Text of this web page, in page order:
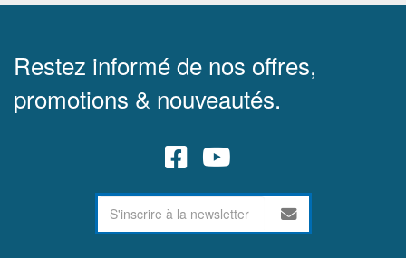
Restez informé de nos offres,
promotions & nouveautés.